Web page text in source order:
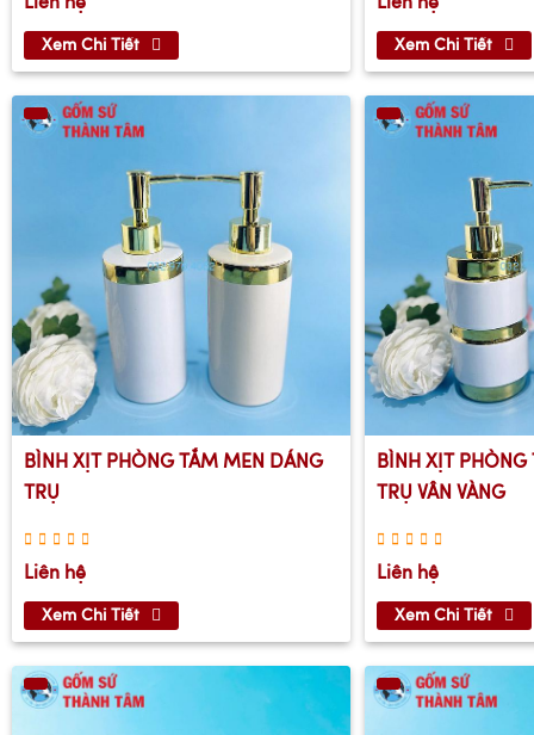
Liên hệ
Xem Chi Tiết
Liên hệ
Xem Chi Tiết
BÌNH XỊT PHÒNG TẮM MEN DÁNG
TRỤ
Liên hệ
Xem Chi Tiết
BÌNH XỊT
TRỤ VÂN VÀNG
Liên hệ
Xem Chi Tiết